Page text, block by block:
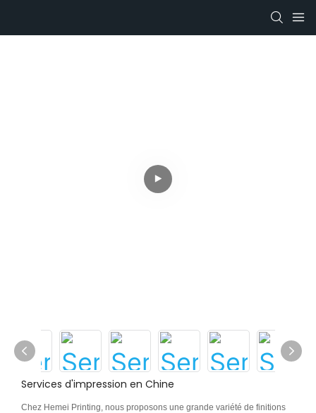
Services d'impression en Chine
Chez Hemei Printing, nous proposons une grande variété de finitions